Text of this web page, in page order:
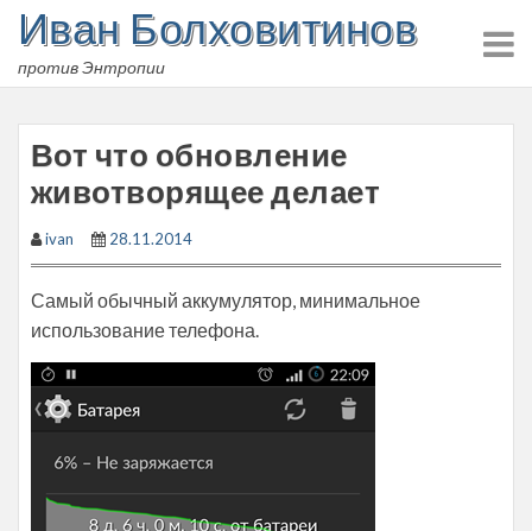
Skip
content
Иван Болховитинов
против Энтропии
Вот что обновление
животворящее делает
ivan 28.11.2014
Самый обычный аккумулятор, минимальное
использование телефона.